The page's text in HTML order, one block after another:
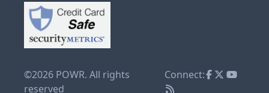
©2026 POWR. All rights
reserved
Connect: